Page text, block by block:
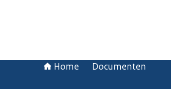
Home Documenten